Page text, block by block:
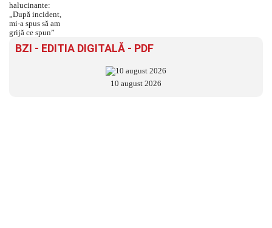
BZI - EDITIA DIGITALĂ - PDF
10 august 2026